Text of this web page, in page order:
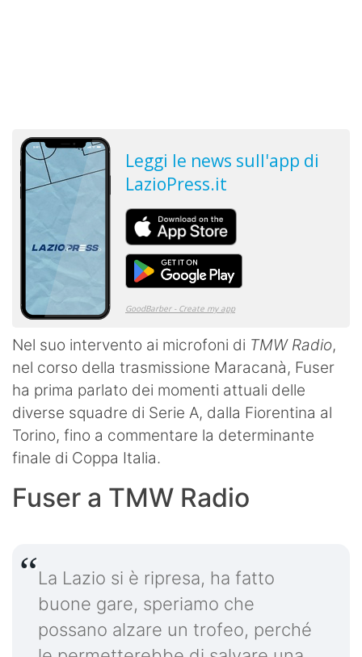
Nel suo intervento ai microfoni di TMW Radio,
nel corso della trasmissione Maracanà, Fuser
ha prima parlato dei momenti attuali delle
diverse squadre di Serie A, dalla Fiorentina al
Torino, fino a commentare la determinante
finale di Coppa Italia.
Fuser a TMW Radio
La Lazio si è ripresa, ha fatto
buone gare, speriamo che
possano alzare un trofeo, perché